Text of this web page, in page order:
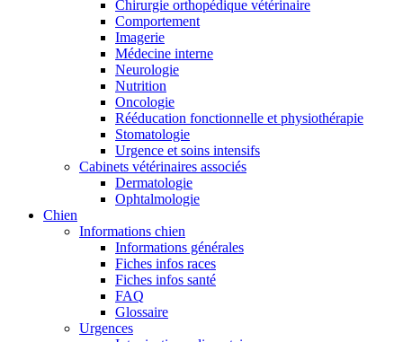
Chirurgie orthopédique vétérinaire
Comportement
Imagerie
Médecine interne
Neurologie
Nutrition
Oncologie
Rééducation fonctionnelle et physiothérapie
Stomatologie
Urgence et soins intensifs
Cabinets vétérinaires associés
Dermatologie
Ophtalmologie
Chien
Informations chien
Informations générales
Fiches infos races
Fiches infos santé
FAQ
Glossaire
Urgences